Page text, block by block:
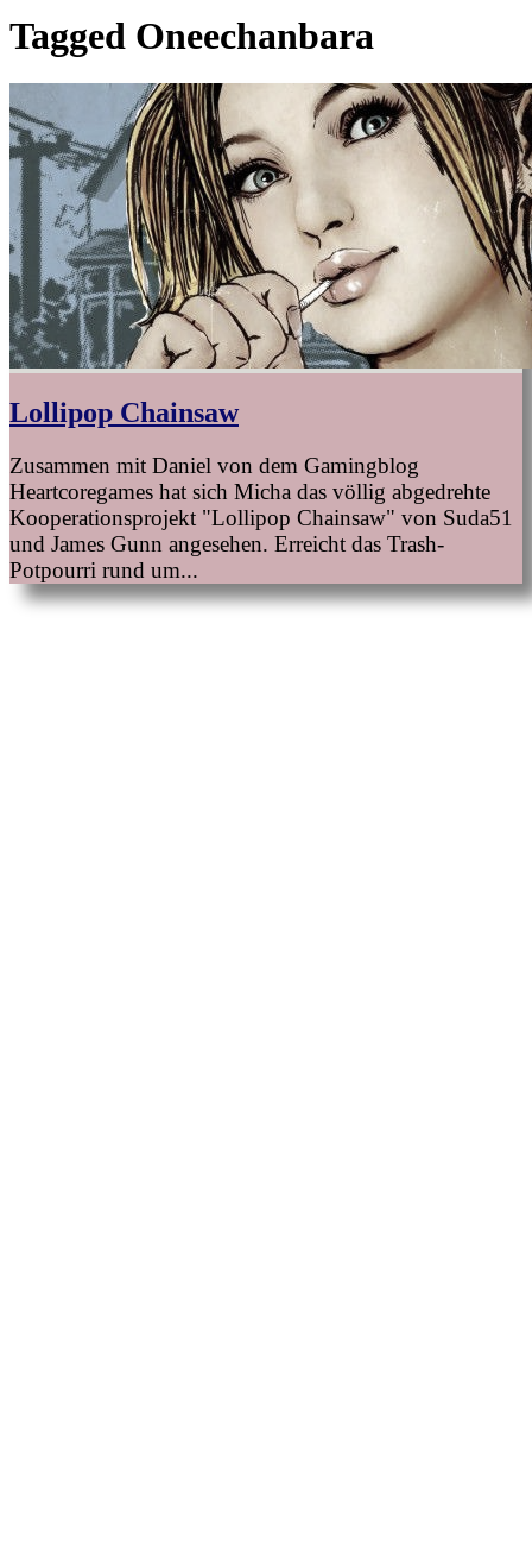
Tagged Oneechanbara
Lollipop Chainsaw
Zusammen mit Daniel von dem Gamingblog
Heartcoregames hat sich Micha das völlig abgedrehte
Kooperationsprojekt "Lollipop Chainsaw" von Suda51
und James Gunn angesehen. Erreicht das Trash-
Potpourri rund um...